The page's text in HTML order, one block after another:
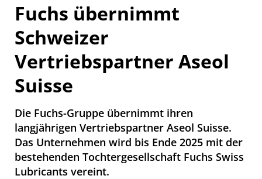
Fuchs übernimmt
Schweizer
Vertriebspartner Aseol
Suisse
Die Fuchs-Gruppe übernimmt ihren
langjährigen Vertriebspartner Aseol Suisse.
Das Unternehmen wird bis Ende 2025 mit der
bestehenden Tochtergesellschaft Fuchs Swiss
Lubricants vereint.